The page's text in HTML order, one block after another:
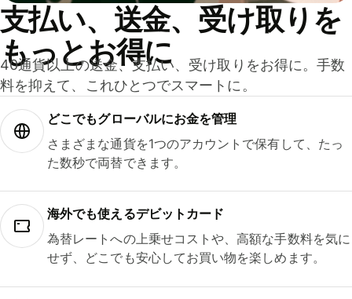
支払い、送金、受け取りを
もっとお得に
40通貨以上の送金、支払い、受け取りをお得に。手数
料を抑えて、これひとつでスマートに。
どこでもグ⁠ロ⁠ー⁠バ⁠ルにお金を管理
さまざまな通貨を1つのアカウントで保有して、たっ
た数秒で両替できます。
海外でも使えるデビットカード
為替レートへの上乗せコストや、高額な手数料を気に
せず、どこでも安心してお買い物を楽しめます。